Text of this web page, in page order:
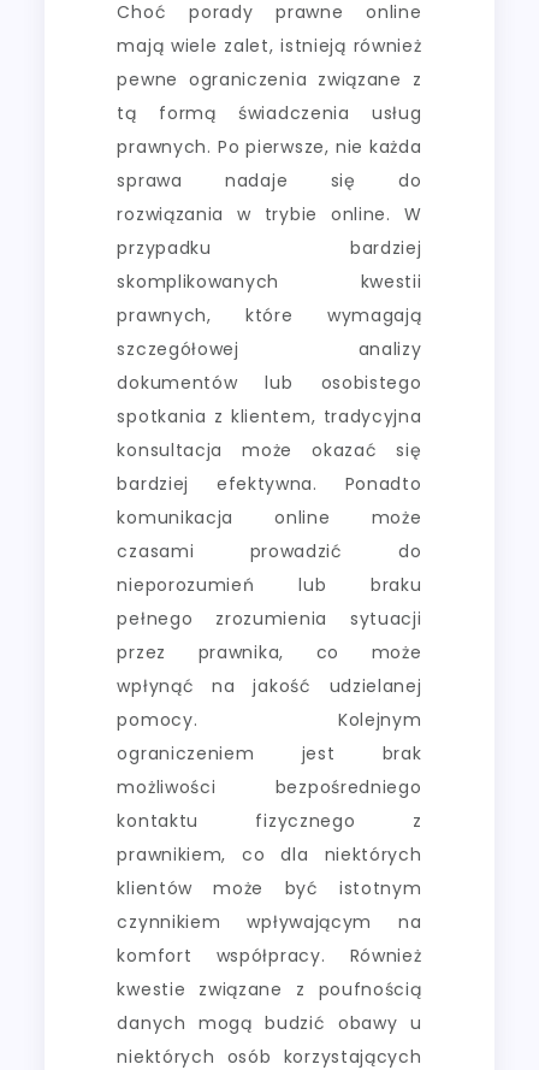
Choć porady prawne online
mają wiele zalet, istnieją również
pewne ograniczenia związane z
tą formą świadczenia usług
prawnych. Po pierwsze, nie każda
sprawa nadaje się do
rozwiązania w trybie online. W
przypadku bardziej
skomplikowanych kwestii
prawnych, które wymagają
szczegółowej analizy
dokumentów lub osobistego
spotkania z klientem, tradycyjna
konsultacja może okazać się
bardziej efektywna. Ponadto
komunikacja online może
czasami prowadzić do
nieporozumień lub braku
pełnego zrozumienia sytuacji
przez prawnika, co może
wpłynąć na jakość udzielanej
pomocy. Kolejnym
ograniczeniem jest brak
możliwości bezpośredniego
kontaktu fizycznego z
prawnikiem, co dla niektórych
klientów może być istotnym
czynnikiem wpływającym na
komfort współpracy. Również
kwestie związane z poufnością
danych mogą budzić obawy u
niektórych osób korzystających